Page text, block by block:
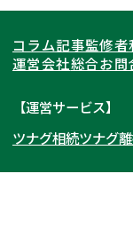
北海道
岩手県
秋田県
福島県
関東
東京都
埼玉県
茨城県
東海
愛知県
岐阜県
関西
大阪府
北陸・甲信越
相続登記
相続手続き
家族信託
コラム記事監修者
運営会社総合お問
【運営サービス】
ツナグ相続ツナグ